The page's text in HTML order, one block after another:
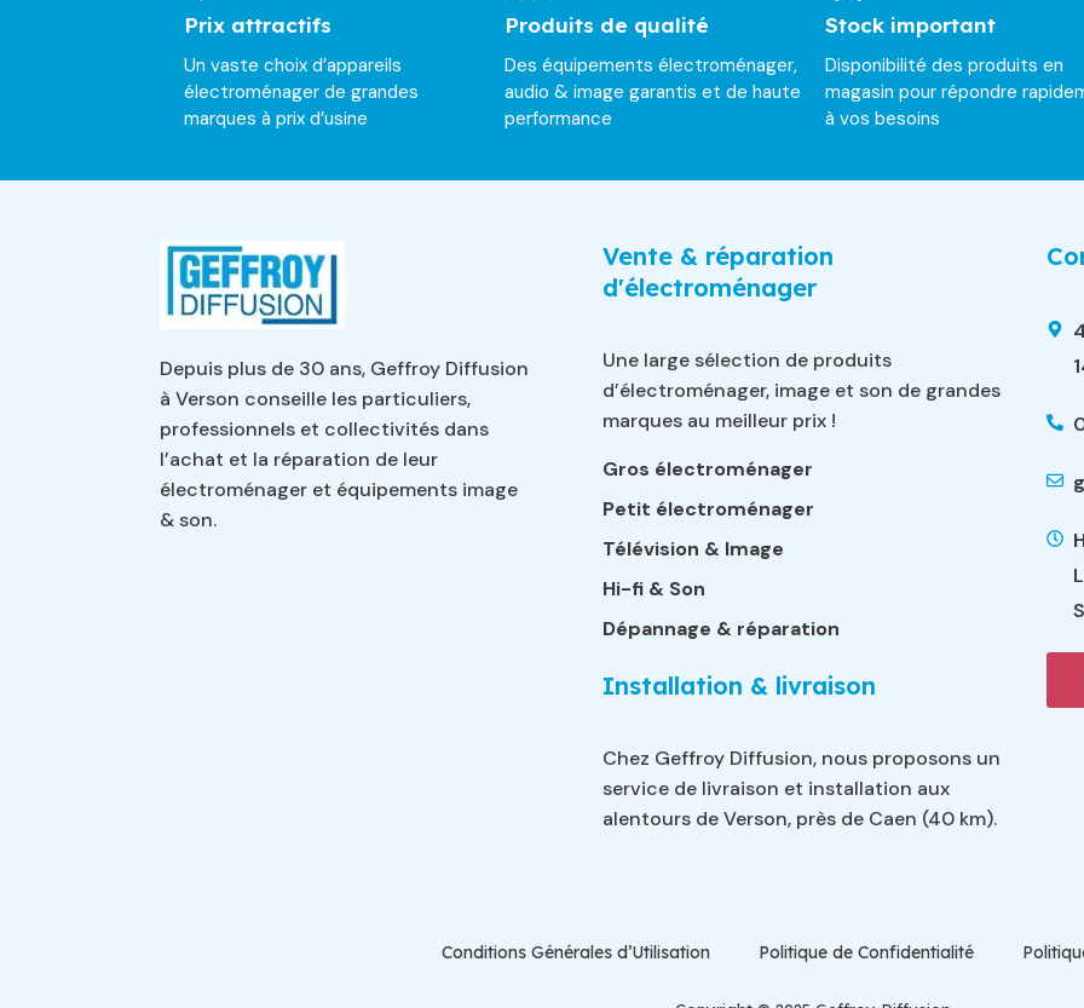
Prix attractifs
Un vaste choix d’appareils
électroménager de grandes
marques à prix d’usine
Produits de qualité
Des équipements électroménager,
audio & image garantis et de haute
performance
Stock important
Disponibilité des produits en
magasin pour répondre
à vos besoins
Depuis plus de 30 ans, Geffroy Diffusion
à Verson conseille les particuliers,
professionnels et collectivités dans
l’achat et la réparation de leur
électroménager et équipements image
& son.
Vente & réparation
d'électroménager
Une large sélection de produits
d’électroménager, image et son de grandes
marques au meilleur prix !
Gros électroménager
Petit électroménager
Télévision & Image
Hi-fi & Son
Dépannage & réparation
Installation & livraison
Chez Geffroy Diffusion, nous proposons un
service de livraison et installation aux
alentours de Verson, près de Caen (40 km).
Conditions Générales d’Utilisation Politique de Confidentialité